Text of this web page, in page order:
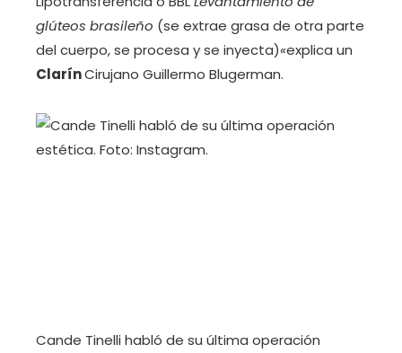
glúteos brasileño (se extrae grasa de otra parte
del cuerpo, se procesa y se inyecta)«explica un
ClarínCirujano Guillermo Blugerman.
Cande Tinelli habló de su última operación